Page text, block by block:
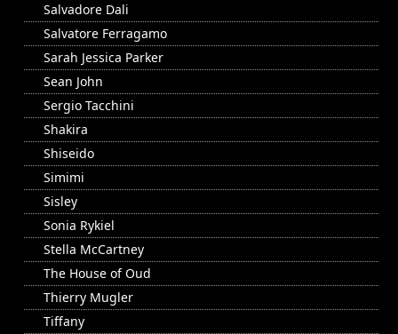
Salvadore Dali
Salvatore Ferragamo
Sarah Jessica Parker
Sean John
Sergio Tacchini
Shakira
Shiseido
Simimi
Sisley
Sonia Rykiel
Stella McCartney
The House of Oud
Thierry Mugler
Tiffany